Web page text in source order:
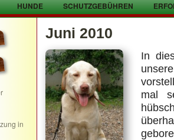
HUNDE SCHUTZGEBÜHREN
KONTAKT
in
Juni 2010
In
mal